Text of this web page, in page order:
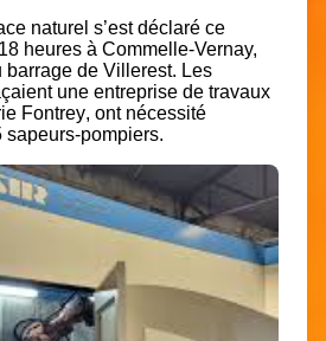
naturel s’est déclaré ce
heures à Commelle-Vernay,
barrage de Villerest. Les
une entreprise de travaux
Fontrey, ont nécessité
sapeurs-pompiers.